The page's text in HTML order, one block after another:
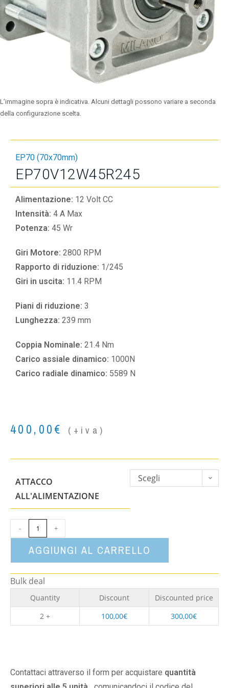
L’immagine sopra è indicativa. Alcuni dettagli possono variare a seconda
della configurazione scelta.
EP70 (70x70mm)
EP70V12W45R245
Alimentazione: 12 Volt CC
Intensità: 4 A Max
Potenza: 45 Wr
Giri Motore: 2800 RPM
Rapporto di riduzione: 1/245
Giri in uscita: 11.4 RPM
Piani di riduzione: 3
Lunghezza: 239 mm
Coppia Nominale: 21.4 Nm
Carico assiale dinamico: 1000N
Carico radiale dinamico: 5589 N
400,00€ (+iva)
ATTACCO
ALL'ALIMENTAZIONE
Scegli
- +
AGGIUNGI AL CARRELLO
Bulk deal
Quantity Discount
Discounted price
2 +
100,00€ 300,00€
Contattaci attraverso il form per acquistare quantità